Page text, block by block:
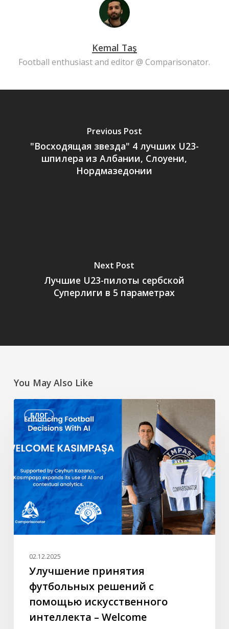
Kemal Taş
Football enthusiast and editor @ Comparisonator.
Previous Post
"Восходящая звезда" 4 лучших U23-
шпилера из Албании, Слоуени,
Нордмазедонии
Next Post
Лучшие U23-пилоты сербской
Суперлиги в 5 параметрах
You May Also Like
БЛОГ
Улучшение
принятия
футбольных
решений
помощью
искусственного
интеллекта
Welcome
02.12.2025
Улучшение принятия
футбольных решений с
помощью искусственного
интеллекта – Welcome